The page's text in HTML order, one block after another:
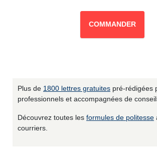
COMMANDER
Plus de 1800 lettres gratuites pré-rédigées
professionnels et accompagnées de
Découvrez toutes les formules de politesse
courriers.